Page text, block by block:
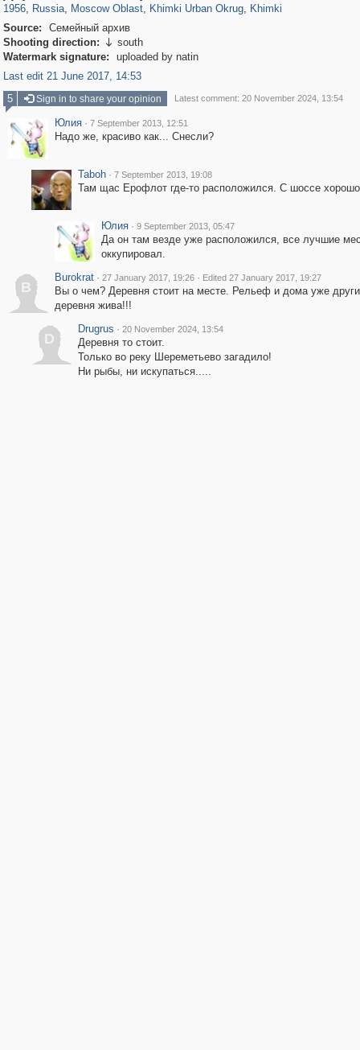
1956, Russia, Moscow Oblast, Khimki Urban Okrug, Khimki
Source:
Семейный архив
Shooting direction:  south
Watermark signature:
uploaded by natin
Last edit 21 June 2017, 14:53
5
Sign in to share your opinion Latest comment: 20 November 2024, 13:54
Юлия · 7 September 2013, 12:51
Надо же, красиво как... Снесли?
Taboh · 7 September 2013, 19:08
Там щас Ерофлот где-то расположился. С шоссе
Юлия · 9 September 2013, 05:47
Да он там везде уже расположился, все лучшие
оккупировал.
B
Burokrat · 27 January 2017, 19:26 · Edited 27 January 2017, 19:27
Вы о чем? Деревня стоит на месте. Рельеф и дома уже
деревня жива!!!
D
Drugrus · 20 November 2024, 13:54
Деревня то стоит.
Только во реку Шереметьево загадило!
Ни рыбы, ни искупаться.....